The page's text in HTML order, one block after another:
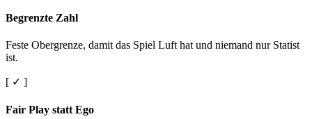
Begrenzte Zahl
Feste Obergrenze, damit das Spiel Luft hat und niemand nur Statist
ist.
[ ✓ ]
Fair Play statt Ego